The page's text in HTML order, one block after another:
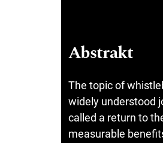
Abstrakt
The topic of
widely understood
called a return to
measurable